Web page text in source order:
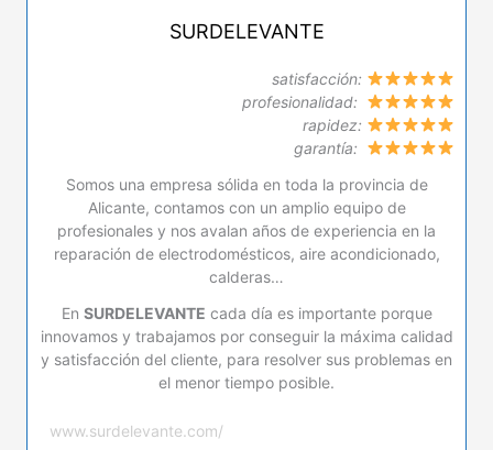
SURDELEVANTE
satisfacción:
profesionalidad:
rapidez:
garantía:
Somos una empresa sólida en toda la provincia de
Alicante, contamos con un amplio equipo de
profesionales y nos avalan años de experiencia en la
reparación de electrodomésticos, aire acondicionado,
calderas…
En SURDELEVANTE cada día es importante porque
innovamos y trabajamos por conseguir la máxima calidad
y satisfacción del cliente, para resolver sus problemas en
el menor tiempo posible.
www.surdelevante.com/